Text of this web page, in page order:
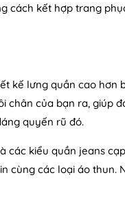
cách kết hợp trang
kế lưng quần cao hơn
chân của bạn ra, giúp
quyến rũ đó.
các kiểu quần jeans
cùng các loại áo thun.